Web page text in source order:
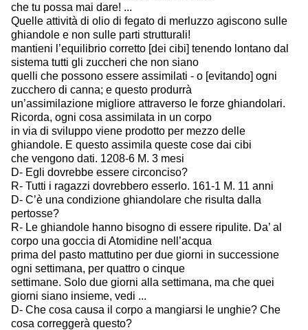
che tu possa mai dare! ...
Quelle attività di olio di fegato di merluzzo agiscono sulle
ghiandole e non sulle parti strutturali!
mantieni l’equilibrio corretto [dei cibi] tenendo lontano dal
sistema tutti gli zuccheri che non siano
quelli che possono essere assimilati - o [evitando] ogni
zucchero di canna; e questo produrrà
un’assimilazione migliore attraverso le forze ghiandolari.
Ricorda, ogni cosa assimilata in un corpo
in via di sviluppo viene prodotto per mezzo delle
ghiandole. E questo assimila queste cose dai cibi
che vengono dati. 1208-6 M. 3 mesi
D- Egli dovrebbe essere circonciso?
R- Tutti i ragazzi dovrebbero esserlo. 161-1 M. 11 anni
D- C’è una condizione ghiandolare che risulta dalla
pertosse?
R- Le ghiandole hanno bisogno di essere ripulite. Da’ al
corpo una goccia di Atomidine nell’acqua
prima del pasto mattutino per due giorni in successione
ogni settimana, per quattro o cinque
settimane. Solo due giorni alla settimana, ma che quei
giorni siano insieme, vedi ...
D- Che cosa causa il corpo a mangiarsi le unghie? Che
cosa correggerà questo?